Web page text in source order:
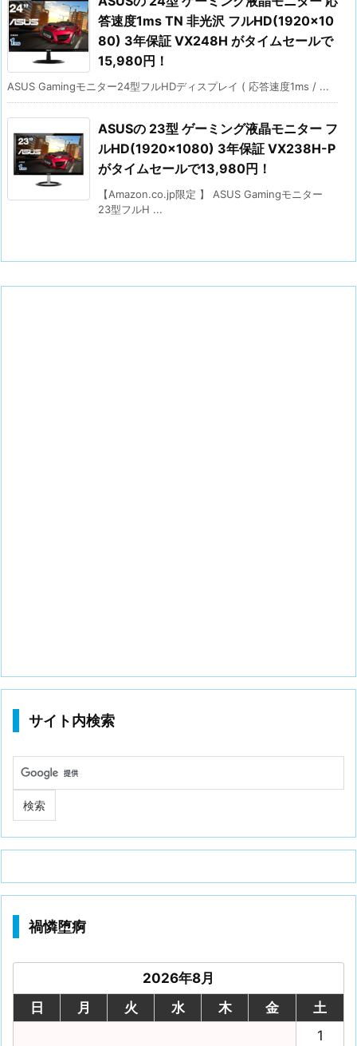
答速度1ms TN 非光沢 フルHD(1920×10
80) 3年保証 VX248H がタイムセールで
15,980円！
ASUS Gamingモニター24型フルHDディスプレイ ( 応答速度1ms / ...
ASUSの 23型 ゲーミング液晶モニター フ
ルHD(1920×1080) 3年保証 VX238H-P
がタイムセールで13,980円！
【Amazon.co.jp限定 】 ASUS Gamingモニター
23型フルH ...
サイト内検索
禍憐堕痾
2026年8月
日
月 火 水 木 金
土
1